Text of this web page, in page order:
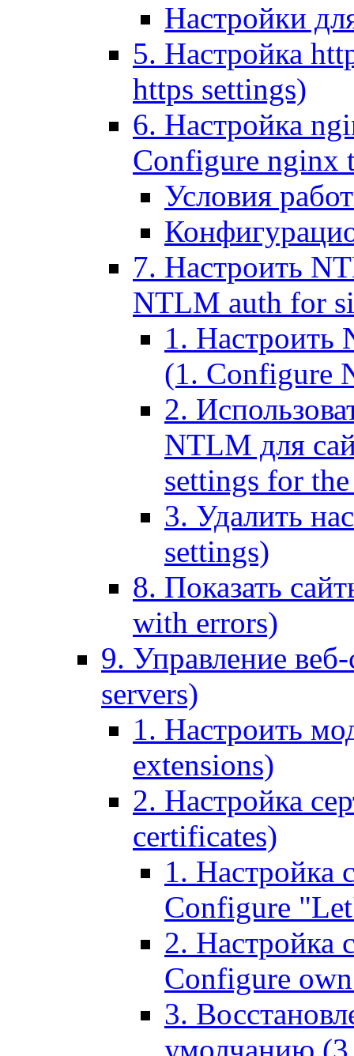
Настройки
5. Настройка
https settings)
6. Настройка
Configure nginx
Условия
7. Настроить
NTLM auth for
1. Настроить
(1. Configure
2.
NTLM для
settings for
3. Удалить
settings)
8. Показать
with errors)
9. Управление
servers)
1. Настроить
extensions)
2. Настройка
certificates)
1. Настройка
Configure
2. Настройка
Configure
3.